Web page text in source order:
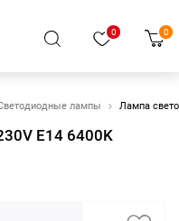
0 0
лампы Лампа
E14 6400K